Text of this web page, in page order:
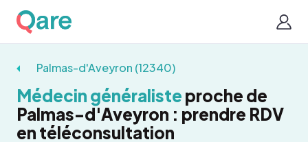
Palmas-d'Aveyron (12340)
Médecin généraliste proche de
Palmas-d'Aveyron : prendre RDV
en téléconsultation